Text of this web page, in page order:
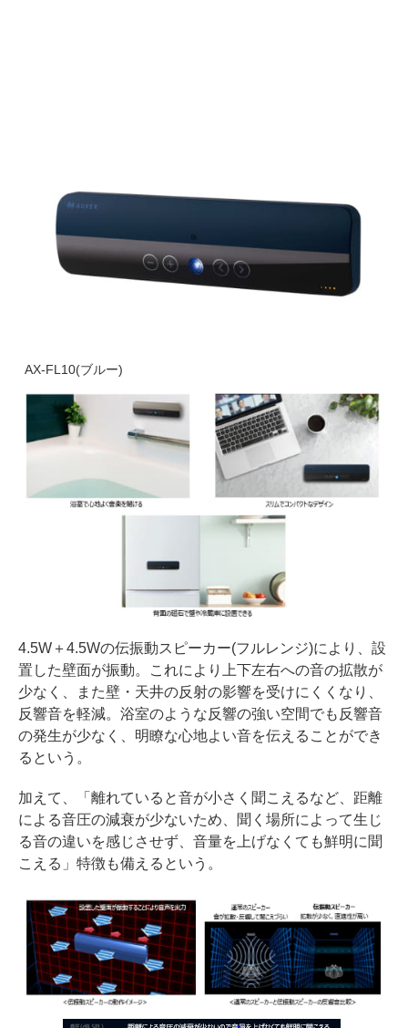
AX-FL10(ブルー)
4.5W＋4.5Wの伝振動スピーカー(フルレンジ)により、設
置した壁面が振動。これにより上下左右への音の拡散が
少なく、また壁・天井の反射の影響を受けにくくなり、
反響音を軽減。浴室のような反響の強い空間でも反響音
の発生が少なく、明瞭な心地よい音を伝えることができ
るという。
加えて、「離れていると音が小さく聞こえるなど、距離
による音圧の減衰が少ないため、聞く場所によって生じ
る音の違いを感じさせず、音量を上げなくても鮮明に聞
こえる」特徴も備えるという。